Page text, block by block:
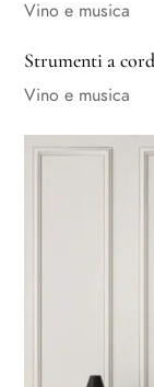
Vino e musica
Strumenti a
Vino e musica